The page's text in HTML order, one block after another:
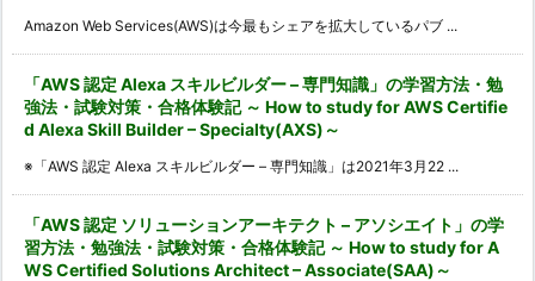
Amazon Web Services(AWS)は今最もシェアを拡大しているパブ ...
「AWS 認定 Alexa スキルビルダー – 専門知識」の学習方法・勉
強法・試験対策・合格体験記 ～ How to study for AWS Certifie
d Alexa Skill Builder – Specialty(AXS)～
※「AWS 認定 Alexa スキルビルダー – 専門知識」は2021年3月22 ...
「AWS 認定 ソリューションアーキテクト – アソシエイト」の学
習方法・勉強法・試験対策・合格体験記 ～ How to study for A
WS Certified Solutions Architect – Associate(SAA)～